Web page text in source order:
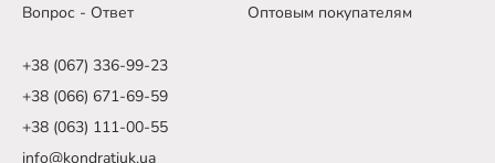
Вопрос - Ответ
Оптовым покупателям
+38 (067) 336-99-23
+38 (066) 671-69-59
+38 (063) 111-00-55
info@kondratiuk.ua